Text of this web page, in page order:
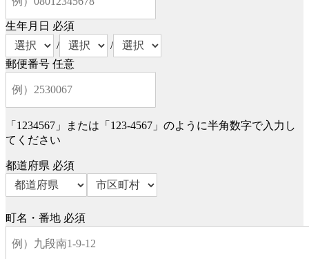
生年月日 必須
/
/
郵便番号 任意
「1234567」または「123-4567」のように半角数字で入力し
てください
都道府県 必須
町名・番地 必須